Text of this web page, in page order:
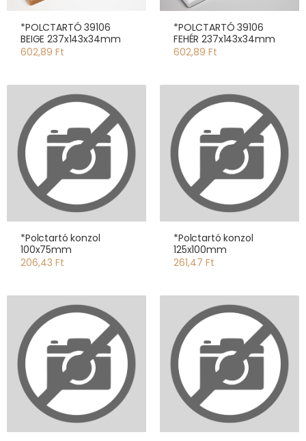
*POLCTARTÓ 39106
BEIGE 237x143x34mm
602,89 Ft
*POLCTARTÓ 39106
FEHÉR 237x143x34mm
602,89 Ft
*Polctartó konzol
100x75mm
206,43 Ft
*Polctartó konzol
125x100mm
261,47 Ft